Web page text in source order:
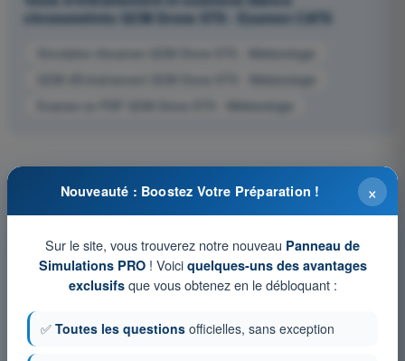
chronométrés QCM Drone STS - Examen CATS
Simulation d'examen QCM Drone STS - Météorologie
QCM d'Entraînement QCM Drone STS - Météorologie
Examen en PDF QCM Drone STS - Météorologie
×
Nouveauté : Boostez Votre Préparation !
Sur le site, vous trouverez notre nouveau Panneau de
Simulations PRO! Voici quelques-uns des avantages
exclusifsque vous obtenez en le débloquant :
✅ Toutes les questions officielles, sans exception